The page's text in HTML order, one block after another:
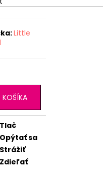
Little
Tlač
Opýtať sa
Strážiť
Zdieľať